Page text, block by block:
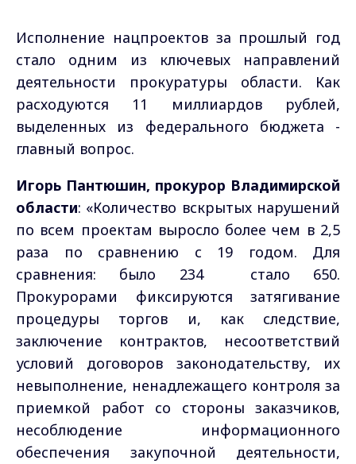
Исполнение нацпроектов за прошлый год
стало одним из ключевых направлений
деятельности прокуратуры области. Как
расходуются 11 миллиардов рублей,
выделенных из федерального бюджета -
главный вопрос.
Игорь Пантюшин, прокурор Владимирской
области: «Количество вскрытых нарушений
по всем проектам выросло более чем в 2,5
раза по сравнению с 19 годом. Для
сравнения: было 234 стало 650.
Прокурорами фиксируются затягивание
процедуры торгов и, как следствие,
заключение контрактов, несоответствий
условий договоров законодательству, их
невыполнение, ненадлежащего контроля за
приемкой работ со стороны заказчиков,
несоблюдение информационного
обеспечения закупочной деятельности,